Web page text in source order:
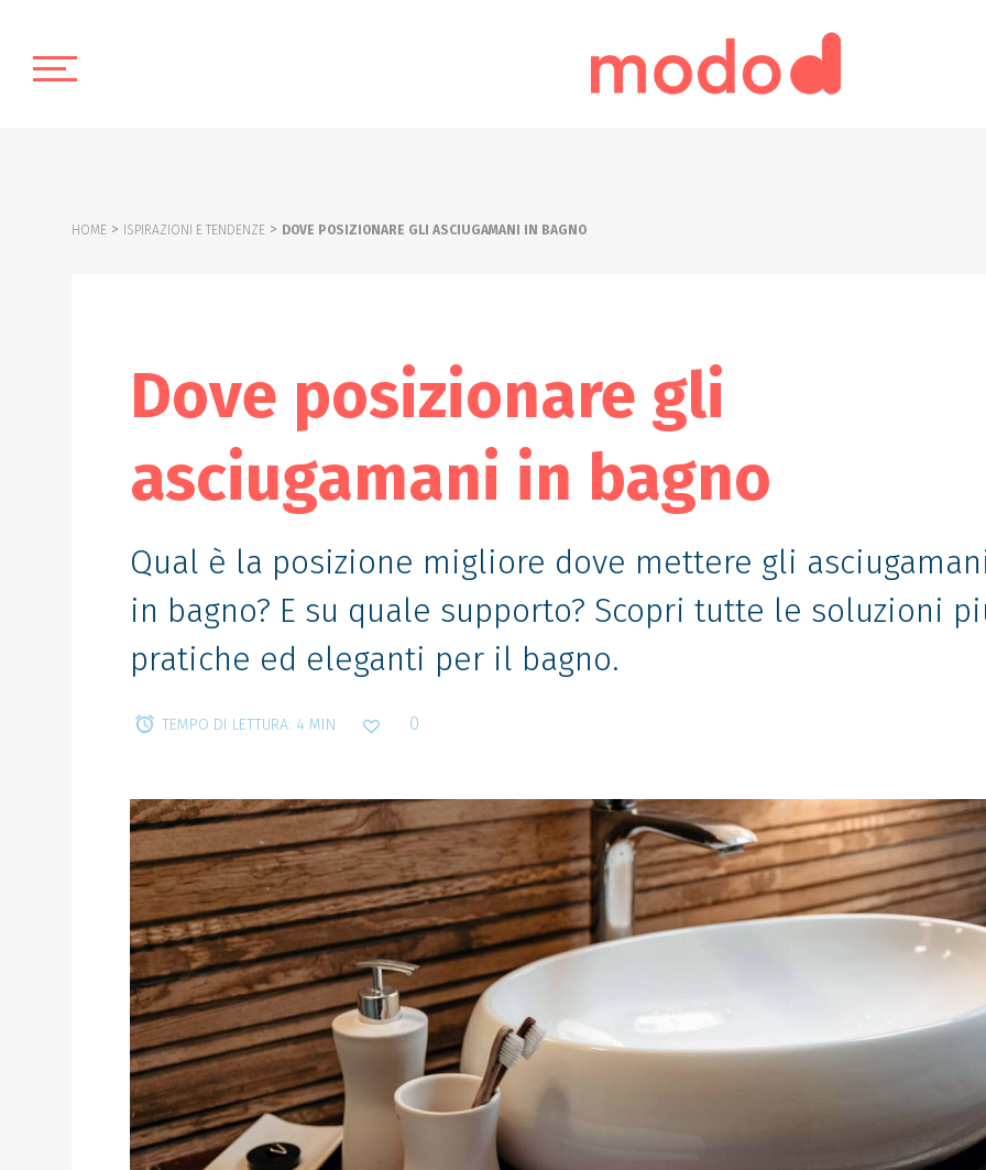
HOME > ISPIRAZIONI E TENDENZE > DOVE POSIZIONARE GLI ASCIUGAMANI IN BAGNO
Dove posizionare gli
asciugamani in bagno
Qual è la posizione migliore dove mettere gli
in bagno? E su quale supporto? Scopri tutte le soluzioni
pratiche ed eleganti per il bagno.
TEMPO DI LETTURA: 4 MIN 0